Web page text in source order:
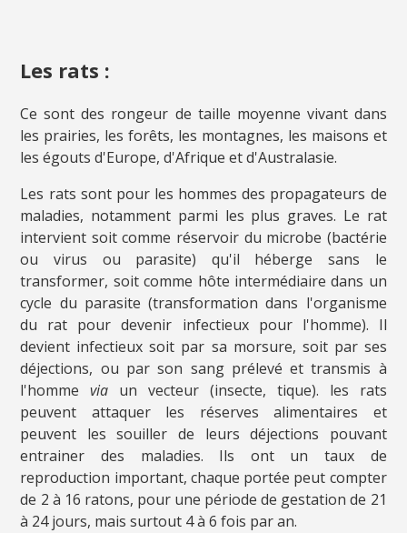
Les rats :
Ce sont des rongeur de taille moyenne vivant dans
les prairies, les forêts, les montagnes, les maisons et
les égouts d'Europe, d'Afrique et d'Australasie.
Les rats sont pour les hommes des propagateurs de
maladies, notamment parmi les plus graves. Le rat
intervient soit comme réservoir du microbe (bactérie
ou virus ou parasite) qu'il héberge sans le
transformer, soit comme hôte intermédiaire dans un
cycle du parasite (transformation dans l'organisme
du rat pour devenir infectieux pour l'homme). Il
devient infectieux soit par sa morsure, soit par ses
déjections, ou par son sang prélevé et transmis à
l'hommevia un vecteur (insecte, tique). les rats
peuvent attaquer les réserves alimentaires et
peuvent les souiller de leurs déjections pouvant
entrainer des maladies. Ils ont un taux de
reproduction important, chaque portée peut compter
de 2 à 16 ratons, pour une période de gestation de 21
à 24 jours, mais surtout 4 à 6 fois par an.